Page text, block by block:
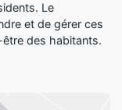
Le
et de gérer ces
des habitants.